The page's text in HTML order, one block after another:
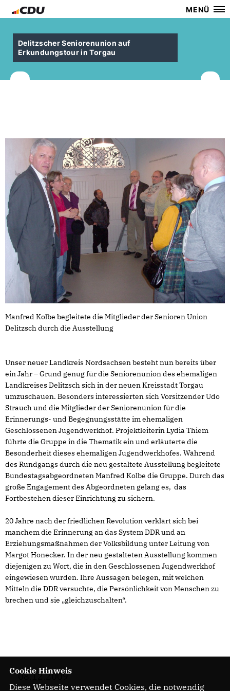
MENÜ
Delitzscher Seniorenunion auf
Erkundungstour in Torgau
Manfred Kolbe begleitete die Mitglieder der Senioren Union
Delitzsch durch die Ausstellung
Unser neuer Landkreis Nordsachsen besteht nun bereits über
ein Jahr – Grund genug für die Seniorenunion des ehemaligen
Landkreises Delitzsch sich in der neuen Kreisstadt Torgau
umzuschauen. Besonders interessierten sich Vorsitzender Udo
Strauch und die Mitglieder der Seniorenunion für die
Erinnerungs- und Begegnungsstätte im ehemaligen
Geschlossenen Jugendwerkhof. Projektleiterin Lydia Thiem
führte die Gruppe in die Thematik ein und erläuterte die
Besonderheit dieses ehemaligen Jugendwerkhofes. Während
des Rundgangs durch die neu gestaltete Ausstellung begleitete
Bundestagsabgeordneten Manfred Kolbe die Gruppe. Durch das
große Engagement des Abgeordneten gelang es, das
Fortbestehen dieser Einrichtung zu sichern.
20 Jahre nach der friedlichen Revolution verklärt sich bei
manchem die Erinnerung an das System DDR und an
Erziehungsmaßnahmen der Volksbildung unter Leitung von
Margot Honecker. In der neu gestalteten Ausstellung kommen
diejenigen zu Wort, die in den Geschlossenen Jugendwerkhof
eingewiesen wurden. Ihre Aussagen belegen, mit welchen
Mitteln die DDR versuchte, die Persönlichkeit von Menschen zu
brechen und sie „gleichzuschalten“.
08.12.2009
Cookie Hinweis
Diese Webseite verwendet Cookies, die notwendig